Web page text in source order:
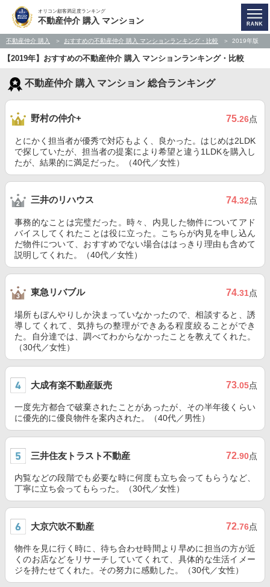
オリコン顧客満足度ランキング
不動産仲介 購入 マンション
不動産仲介 購入 おすすめの不動産仲介 購入 マンションランキング・比較 2019年版
【2019年】おすすめの不動産仲介 購入 マンションランキング・比較
不動産仲介 購入 マンション 総合ランキング
野村の仲介+ 75.26点
とにかく担当者が優秀で対応もよく、良かった。はじめは2LDK
で探していたが、担当者の提案により希望と違う1LDKを購入し
たが、結果的に満足だった。（40代／女性）
三井のリハウス 74.32点
事務的なことは完璧だった。時々、内見した物件についてアド
バイスしてくれたことは役に立った。こちらが内見を申し込ん
だ物件について、おすすめでない場合ははっきり理由も含めて
説明してくれた。（40代／女性）
東急リバブル 74.31点
場所もぼんやりしか決まっていなかったので、相談すると、誘
導してくれて、気持ちの整理ができある程度絞ることができ
た。自分達では、調べてわからなかったことを教えてくれた。
（30代／女性）
大成有楽不動産販売 73.05点
一度先方都合で破棄されたことがあったが、その半年後くらい
に優先的に優良物件を案内された。（40代／男性）
三井住友トラスト不動産 72.90点
内覧などの段階でも必要な時に何度も立ち会ってもらうなど、
丁寧に立ち会ってもらった。（30代／女性）
大京穴吹不動産 72.76点
物件を見に行く時に、待ち合わせ時間より早めに担当の方が近
くのお店などをリサーチしていてくれて、具体的な生活イメー
ジを持たせてくれた。その努力に感動した。（30代／女性）